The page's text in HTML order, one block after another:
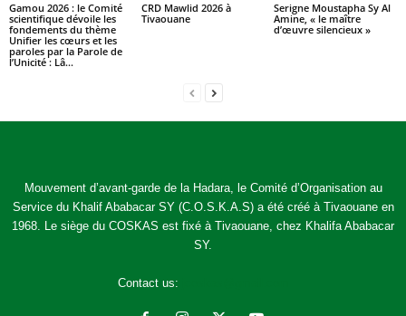
Gamou 2026 : le Comité
scientifique dévoile les
fondements du thème
Unifier les cœurs et les
paroles par la Parole de
l’Unicité : Lâ...
CRD Mawlid 2026 à
Tivaouane
Serigne Moustapha Sy Al
Amine, « le maître
d’œuvre silencieux »
Mouvement d’avant-garde de la Hadara, le Comité d’Organisation au
Service du Khalif Ababacar SY (C.O.S.K.A.S) a été créé à Tivaouane en
1968. Le siège du COSKAS est fixé à Tivaouane, chez Khalifa Ababacar
SY.
Contact us: